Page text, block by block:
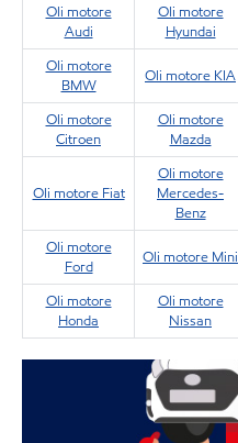
Oli motore
Audi
Oli motore
Hyundai
Oli motore
BMW
Oli motore KIA
Oli motore
Citroen
Oli motore
Mazda
Oli motore Fiat
Oli motore
Mercedes-
Benz
Oli motore
Ford
Oli motore Mini
Oli motore
Honda
Oli motore
Nissan